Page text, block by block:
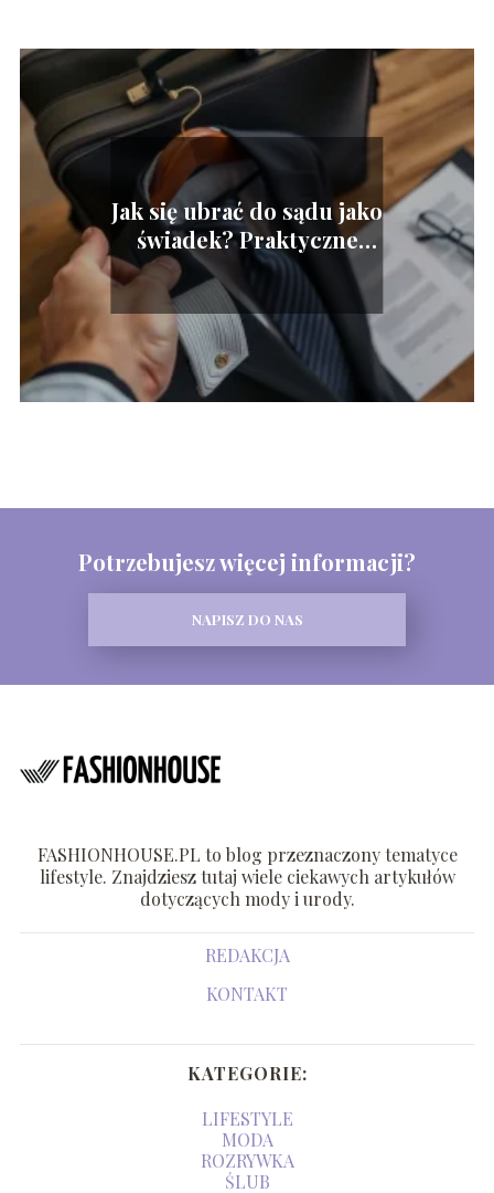
Jak się ubrać do sądu jako
świadek? Praktyczne
porady
Potrzebujesz więcej informacji?
NAPISZ DO NAS
FASHIONHOUSE.PL to blog przeznaczony tematyce
lifestyle. Znajdziesz tutaj wiele ciekawych artykułów
dotyczących mody i urody.
REDAKCJA
KONTAKT
KATEGORIE:
LIFESTYLE
MODA
ROZRYWKA
ŚLUB